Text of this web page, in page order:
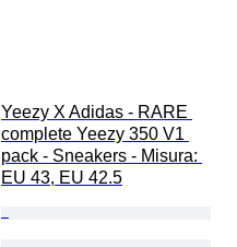
Yeezy X Adidas - RARE
complete Yeezy 350 V1
pack - Sneakers - Misura:
EU 43, EU 42.5